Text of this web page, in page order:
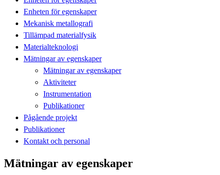
Enheten för egenskaper
Mekanisk metallografi
Tillämpad materialfysik
Materialteknologi
Mätningar av egenskaper
Mätningar av egenskaper
Aktiviteter
Instrumentation
Publikationer
Pågående projekt
Publikationer
Kontakt och personal
Mätningar av egenskaper